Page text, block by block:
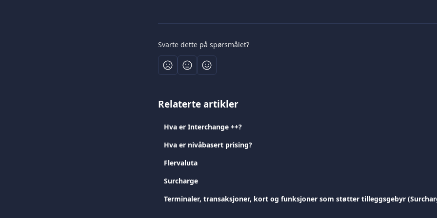
Svarte dette på spørsmålet?
Relaterte artikler
Hva er Interchange ++?
Hva er nivåbasert prising?
Flervaluta
Surcharge
Terminaler, transaksjoner, kort og funksjoner som støtter tilleggsgebyr